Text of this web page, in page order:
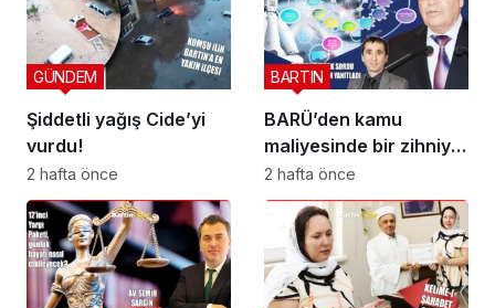
Şiddetli yağış Cide’yi
vurdu!
GÜNDEM
2 hafta önce
BARÜ’den kamu
maliyesinde bir zihniyet
devrimi; BİS-ALYS
BARTIN
2 hafta önce